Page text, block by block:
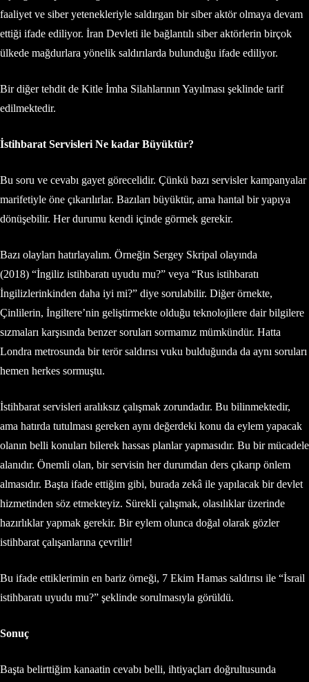
faaliyet ve siber yetenekleriyle saldırgan bir siber aktör olmaya devam
ettiği ifade ediliyor. İran Devleti ile bağlantılı siber aktörlerin birçok
ülkede mağdurlara yönelik saldırılarda bulunduğu ifade ediliyor.
Bir diğer tehdit de Kitle İmha Silahlarının Yayılması şeklinde tarif
edilmektedir.
İstihbarat Servisleri Ne kadar Büyüktür?
Bu soru ve cevabı gayet görecelidir. Çünkü bazı servisler kampanyalar
marifetiyle öne çıkarılırlar. Bazıları büyüktür, ama hantal bir yapıya
dönüşebilir. Her durumu kendi içinde görmek gerekir.
Bazı olayları hatırlayalım. Örneğin Sergey Skripal olayında
(2018) “İngiliz istihbaratı uyudu mu?” veya “Rus istihbaratı
İngilizlerinkinden daha iyi mi?” diye sorulabilir. Diğer örnekte,
Çinlilerin, İngiltere’nin geliştirmekte olduğu teknolojilere dair bilgilere
sızmaları karşısında benzer soruları sormamız mümkündür. Hatta
Londra metrosunda bir terör saldırısı vuku bulduğunda da aynı soruları
hemen herkes sormuştu.
İstihbarat servisleri aralıksız çalışmak zorundadır. Bu bilinmektedir,
ama hatırda tutulması gereken aynı değerdeki konu da eylem yapacak
olanın belli konuları bilerek hassas planlar yapmasıdır. Bu bir mücadele
alanıdır. Önemli olan, bir servisin her durumdan ders çıkarıp önlem
almasıdır. Başta ifade ettiğim gibi, burada zekâ ile yapılacak bir devlet
hizmetinden söz etmekteyiz. Sürekli çalışmak, olasılıklar üzerinde
hazırlıklar yapmak gerekir. Bir eylem olunca doğal olarak gözler
istihbarat çalışanlarına çevrilir!
Bu ifade ettiklerimin en bariz örneği, 7 Ekim Hamas saldırısı ile “İsrail
istihbaratı uyudu mu?” şeklinde sorulmasıyla görüldü.
Sonuç
Başta belirttiğim kanaatin cevabı belli, ihtiyaçları doğrultusunda